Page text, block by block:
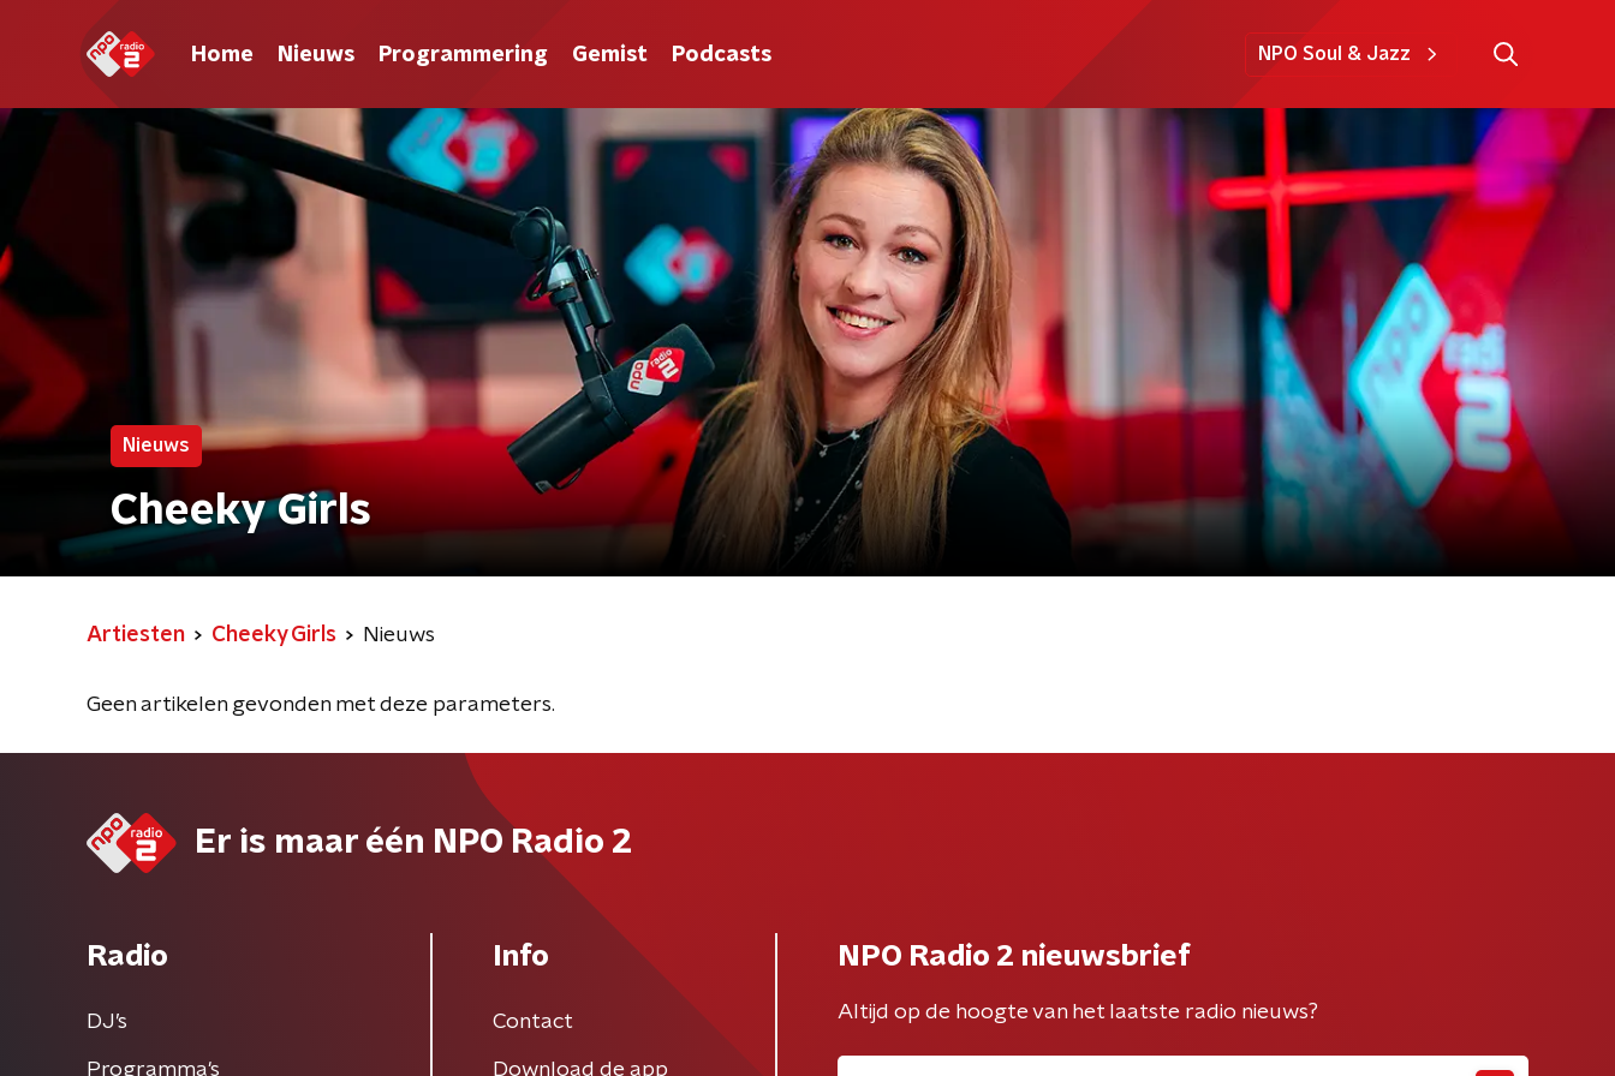
Home Nieuws Programmering Gemist Podcasts NPO Soul & Jazz
Nieuws
Cheeky Girls
Artiesten Cheeky Girls Nieuws
Geen artikelen gevonden met deze parameters.
Er is maar één NPO Radio 2
Radio
DJ’s
Programma's
Info
Contact
Download de app
NPO Radio 2 nieuwsbrief
Altijd op de hoogte van het laatste radio nieuws?